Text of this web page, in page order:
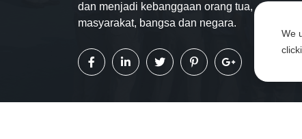
dan menjadi kebanggaan orang tua,
masyarakat, bangsa dan negara.
We